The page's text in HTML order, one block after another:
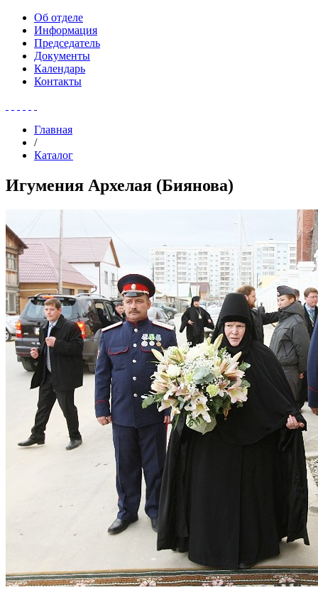
Об отделе
Информация
Председатель
Документы
Календарь
Контакты
Главная
/
Каталог
Игумения Архелая (Биянова)